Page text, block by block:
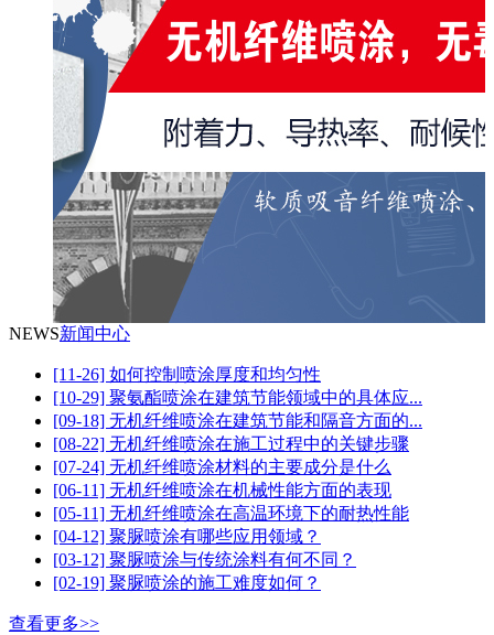
NEWS新闻中心
[11-26] 如何控制喷涂厚度和均匀性
[10-29] 聚氨酯喷涂在建筑节能领域中的具体应...
[09-18] 无机纤维喷涂在建筑节能和隔音方面的...
[08-22] 无机纤维喷涂在施工过程中的关键步骤
[07-24] 无机纤维喷涂材料的主要成分是什么
[06-11] 无机纤维喷涂在机械性能方面的表现
[05-11] 无机纤维喷涂在高温环境下的耐热性能
[04-12] 聚脲喷涂有哪些应用领域？
[03-12] 聚脲喷涂与传统涂料有何不同？
[02-19] 聚脲喷涂的施工难度如何？
查看更多>>